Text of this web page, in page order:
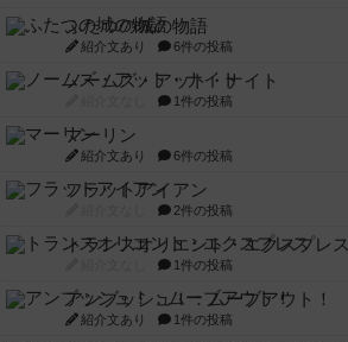
ふたつの城の物語
紹介文あり 6件の投稿
ノームズ・アット・ナイト
1件の投稿
マーリン
紹介文あり 6件の投稿
フラットアイアン
2件の投稿
トランスオリエント・エクスプレス
1件の投稿
アンブッシュ！：ムーブアウト！
紹介文あり 1件の投稿